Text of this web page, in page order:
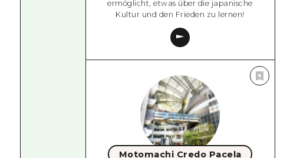
ermöglicht, etwas über die japanische
Kultur und den Frieden zu lernen!
Motomachi Credo Pacela